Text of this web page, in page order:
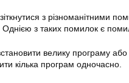
з різноманітними
з таких помилок є
велику програму або
кілька програм одночасно.